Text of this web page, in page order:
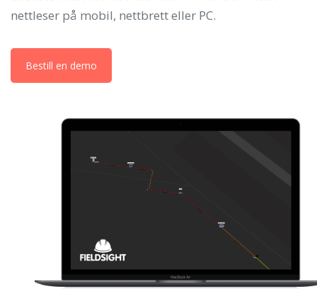
nettleser på mobil, nettbrett eller PC.
Bestill en demo